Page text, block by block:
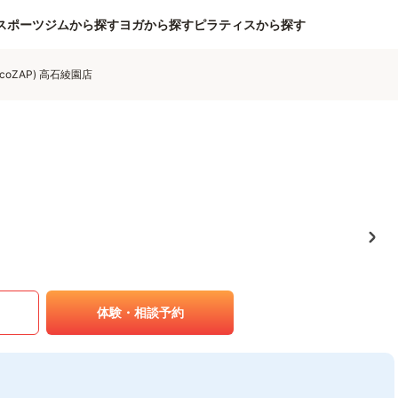
ポーツジムから探すヨガから探すピラティスから探す
高石綾園店
体験・相談予約